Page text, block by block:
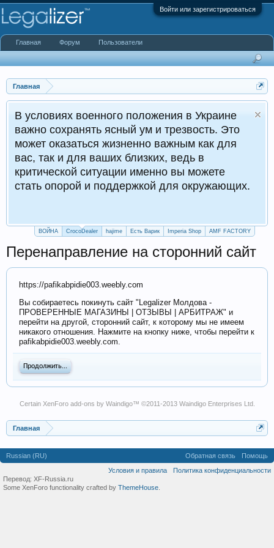
Войти или зарегистрироваться
Главная
положения в Украине
ясный ум и трезвость. Это
жизненно важным как для
ваших близких, ведь в
ситуации именно вы можете
и поддержкой для окружающих.
ВОЙНА CrocoDealer hajime Есть Варик Imperia Shop AMF FACTORY
Перенаправление на сторонний сайт
https://pafikabpidie003.weebly.com
Вы собираетесь покинуть сайт "Legalizer Молдова -
ПРОВЕРЕННЫЕ МАГАЗИНЫ | ОТЗЫВЫ | АРБИТРАЖ" и
перейти на другой, сторонний сайт, к которому мы не имеем
никакого отношения. Нажмите на кнопку ниже, чтобы перейти к
pafikabpidie003.weebly.com.
Продолжить...
Certain XenForo add-ons by Waindigo™ ©2011-2013 Waindigo Enterprises Ltd.
Главная
Главная Форум Пользователи
Russian (RU) Обратная связь
Помощь
Условия и правила
Политика конфиденциальности
Перевод: XF-Russia.ru
Some XenForo functionality crafted by ThemeHouse